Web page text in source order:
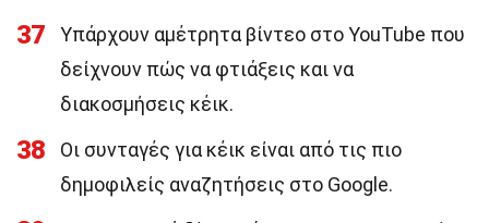
37
Υπάρχουν αμέτρητα βίντεο στο YouTube που
δείχνουν πώς να φτιάξεις και να
διακοσμήσεις κέικ.
38
Οι συνταγές για κέικ είναι από τις πιο
δημοφιλείς αναζητήσεις στο Google.